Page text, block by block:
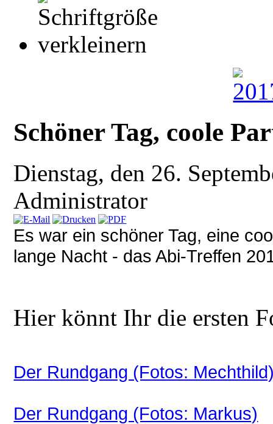
Schöner Tag, coole
Dienstag, den 26.
Administrator
Es war ein schöner Tag, eine
lange Nacht - das Abi-Treffen
Hier könnt Ihr die ersten
Der Rundgang (Fotos:
Der Rundgang (Fotos: Markus)